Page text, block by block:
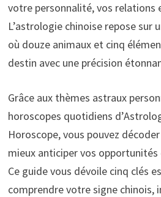
votre personnalité, vos relations
L’astrologie chinoise repose sur
où douze animaux et cinq
destin avec une précision
Grâce aux thèmes astraux
horoscopes quotidiens
Horoscope, vous pouvez
mieux anticiper vos
Ce guide vous dévoile cinq clés
comprendre votre signe chinois,